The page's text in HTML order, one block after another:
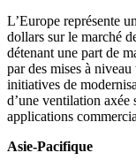
L’Europe représente
dollars sur le marché
détenant une part de
par des mises à
initiatives de
d’une ventilation axée
applications
Asie-Pacifique